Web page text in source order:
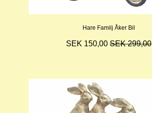
Hare Familj Åker Bil
SEK 150,00 SEK 299,00